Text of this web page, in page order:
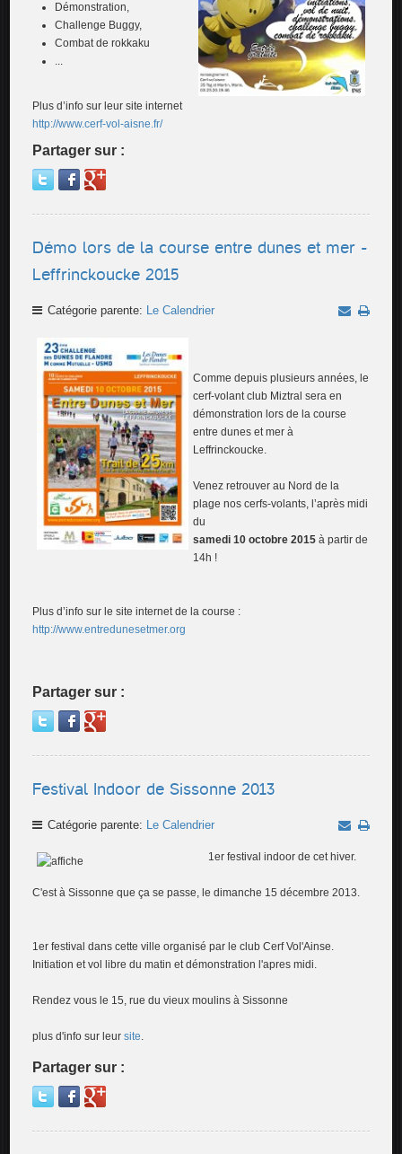
Démonstration,
Challenge Buggy,
Combat de rokkaku
...
Plus d’info sur leur site internet
http://www.cerf-vol-aisne.fr/
Partager sur :
Démo lors de la course entre dunes et mer -
Leffrinckoucke 2015
Catégorie parente: Le Calendrier
Comme depuis plusieurs années, le
cerf-volant club Miztral sera en
démonstration lors de la course
entre dunes et mer à
Leffrinckoucke.
Venez retrouver au Nord de la
plage nos cerfs-volants, l’après midi
du
samedi 10 octobre 2015 à partir de
14h !
Plus d’info sur le site internet de la course :
http://www.entredunesetmer.org
Partager sur :
Festival Indoor de Sissonne 2013
Catégorie parente: Le Calendrier
1er festival indoor de cet hiver.
C'est à Sissonne que ça se passe, le dimanche 15 décembre 2013.
1er festival dans cette ville organisé par le club Cerf Vol'Ainse.
Initiation et vol libre du matin et démonstration l'apres midi.
Rendez vous le 15, rue du vieux moulins à Sissonne
plus d'info sur leursite.
Partager sur :